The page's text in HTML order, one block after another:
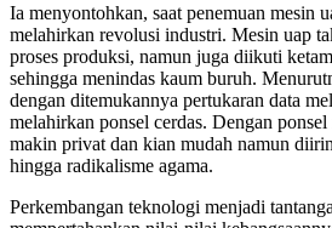
Ia menyontohkan, saat penemuan mesin
melahirkan revolusi industri. Mesin uap
proses produksi, namun juga diikuti
sehingga menindas kaum buruh.
dengan ditemukannya pertukaran data
melahirkan ponsel cerdas. Dengan
makin privat dan kian mudah namun
hingga radikalisme agama.
Perkembangan teknologi menjadi